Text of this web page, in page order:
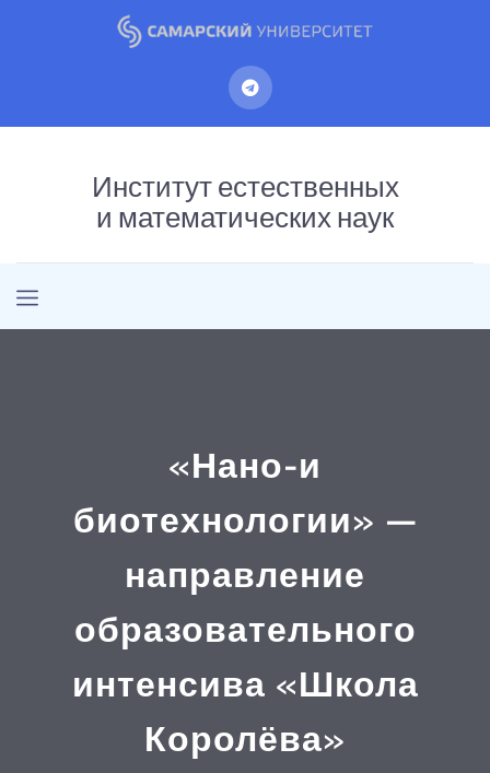
Институт естественных
и математических наук
«Нано-и
биотехнологии» —
направление
образовательного
интенсива «Школа
Королёва»